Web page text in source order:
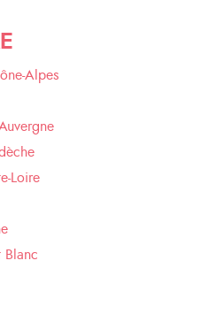
Alpes
Loire
Blanc